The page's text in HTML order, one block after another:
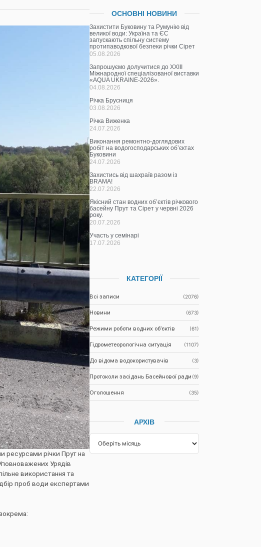
ресурсами річки Прут на
Урядів
використання та
проб води експертами
ОСНОВНІ НОВИНИ
Захистити Буковину та Румунію від
великої води: Україна та ЄС
запускають спільну систему
протипаводкової безпеки річки Сірет
05.08.2026
Запрошуємо долучитися до ХХІІІ
Міжнародної спеціалізованої виставки
«AQUA UKRAINE-2026».
04.08.2026
Річка Брусниця
03.08.2026
Річка Виженка
24.07.2026
Виконання ремонтно-доглядових
робіт на водогосподарських об’єктах
Буковини
24.07.2026
Захистись від шахраїв разом із
BRAMA!
22.07.2026
Якісний стан водних об’єктів річкового
басейну Прут та Сірет у червні 2026
року.
20.07.2026
Участь у семінарі
17.07.2026
КАТЕГОРІЇ
Всі записи (2076)
Новини (673)
Режими роботи водних об’єктів (61)
Гідрометеорологічна ситуація (1107)
До відома водокористувачів (3)
Протоколи засідань Басейнової ради (9)
Оголошення (35)
АРХІВ